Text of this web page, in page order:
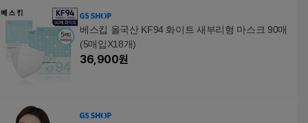
베스킵 올국산 KF94 화이트 새부리형 마스크 90매
(5매입X18개)
36,900원